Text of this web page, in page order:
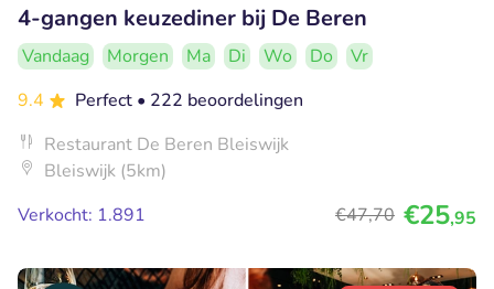
4-gangen keuzediner bij De Beren
Vandaag Morgen Ma Di Wo Do
Vr
9.4
Perfect • 222 beoordelingen
Restaurant De Beren Bleiswijk
Bleiswijk (5km)
Verkocht: 1.891
€47,70 €25,95